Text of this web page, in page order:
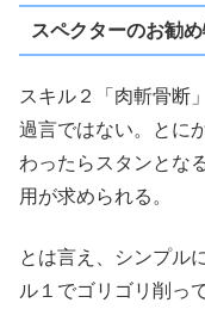
スペクターのお勧
スキル２「肉斬骨断
過言ではない。とに
わったらスタンとな
用が求められる。
とは言え、シンプル
ル１でゴリゴリ削っ